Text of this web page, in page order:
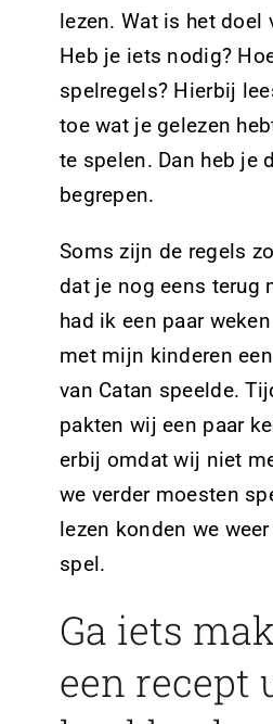
lezen. Wat is het doel
Heb je iets nodig?
spelregels? Hierbij
toe wat je gelezen
te spelen. Dan heb je
begrepen.
Soms zijn de regels
dat je nog eens terug
had ik een paar
met mijn kinderen
van Catan speelde.
pakten wij een paar
erbij omdat wij niet
we verder moesten
lezen konden we
spel.
Ga iets
een recept